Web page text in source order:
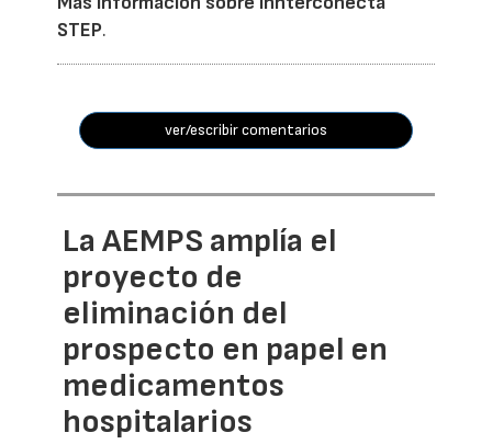
STEP.
ver/escribir comentarios
La AEMPS amplía el
proyecto de
eliminación del
prospecto en papel en
medicamentos
hospitalarios